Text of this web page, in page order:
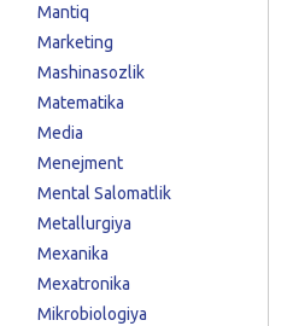
Mantiq
Marketing
Mashinasozlik
Matematika
Media
Menejment
Mental Salomatlik
Metallurgiya
Mexanika
Mexatronika
Mikrobiologiya